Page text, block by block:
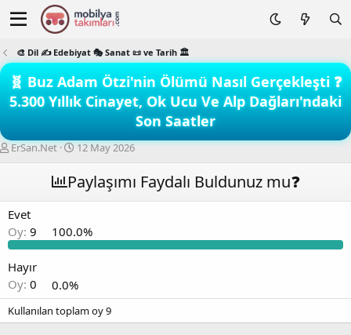
🎨 Dil ✍️ Edebiyat 🎭 Sanat 📜 ve Tarih 🏛️
🧬 Buz Adam Ötzi'nin Ölümü Nasıl Gerçekleşti ❓
5.300 Yıllık Cinayet, Ok Ucu Ve Alp Dağları'ndaki
Son Saatler
K
o
u
y
u
ş
l
a
t
ErSan.Net
B
a
l
a
g
a
r
i
12 May 2026
Paylaşımı Faydalı Buldunuz mu❓
Evet
Oy: 9 100.0%
Hayır
Oy: 0 0.0%
Kullanılan toplam oy9